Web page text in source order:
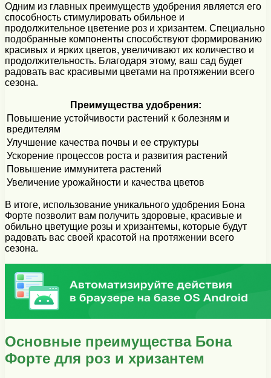
Одним из главных преимуществ удобрения является его
способность стимулировать обильное и
продолжительное цветение роз и хризантем. Специально
подобранные компоненты способствуют формированию
красивых и ярких цветов, увеличивают их количество и
продолжительность. Благодаря этому, ваш сад будет
радовать вас красивыми цветами на протяжении всего
сезона.
Преимущества удобрения:
Повышение устойчивости растений к болезням и
вредителям
Улучшение качества почвы и ее структуры
Ускорение процессов роста и развития растений
Повышение иммунитета растений
Увеличение урожайности и качества цветов
В итоге, использование уникального удобрения Бона
Форте позволит вам получить здоровые, красивые и
обильно цветущие розы и хризантемы, которые будут
радовать вас своей красотой на протяжении всего
сезона.
Основные преимущества Бона
Форте для роз и хризантем